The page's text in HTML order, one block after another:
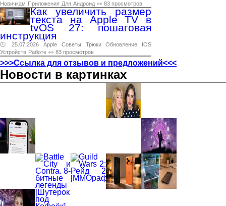
Новичкам Приложения Для Андроид 👀 83 просмотров
Как увеличить размер
текста на Apple TV в
tvOS 27: пошаговая
инструкция
🕑 25.07.2026 Apple Советы Трюки Обновление
IOS
Устройств Работе 👀 83 просмотров
>>>Ссылка для отзывов и предложений<<<
Новости в картинках